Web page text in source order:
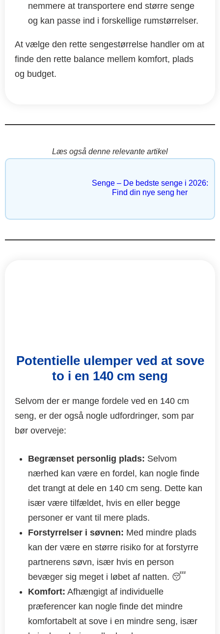
nemmere at transportere end større senge
og kan passe ind i forskellige rumstørrelser.
At vælge den rette sengestørrelse handler om at
finde den rette balance mellem komfort, plads
og budget.
Læs også denne relevante artikel
Senge – De bedste senge i 2026:
Find din nye seng her
Potentielle ulemper ved at sove
to i en 140 cm seng
Selvom der er mange fordele ved en 140 cm
seng, er der også nogle udfordringer, som par
bør overveje:
Begrænset personlig plads: Selvom
nærhed kan være en fordel, kan nogle finde
det trangt at dele en 140 cm seng. Dette kan
især være tilfældet, hvis en eller begge
personer er vant til mere plads.
Forstyrrelser i søvnen: Med mindre plads
kan der være en større risiko for at forstyrre
partnerens søvn, især hvis en person
bevæger sig meget i løbet af natten. 😴
Komfort: Afhængigt af individuelle
præferencer kan nogle finde det mindre
komfortabelt at sove i en mindre seng, især